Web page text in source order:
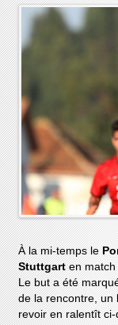
À la mi-temps le
Stuttgarten
Le but a été
de la rencontre, un
revoir en ralentît ci-